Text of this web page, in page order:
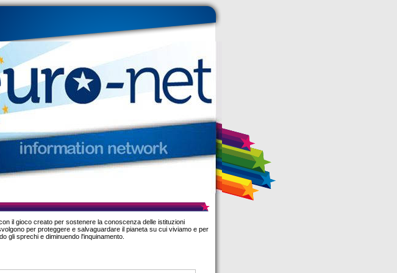
il gioco creato per sostenere la conoscenza delle istituzioni
per proteggere e salvaguardare il pianeta su cui viviamo e per
gli sprechi e diminuendo l'inquinamento.